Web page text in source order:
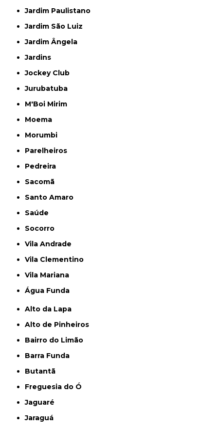
Jardim Paulistano
Jardim São Luiz
Jardim Ângela
Jardins
Jockey Club
Jurubatuba
M'Boi Mirim
Moema
Morumbi
Parelheiros
Pedreira
Sacomã
Santo Amaro
Saúde
Socorro
Vila Andrade
Vila Clementino
Vila Mariana
Água Funda
Alto da Lapa
Alto de Pinheiros
Bairro do Limão
Barra Funda
Butantã
Freguesia do Ó
Jaguaré
Jaraguá